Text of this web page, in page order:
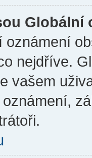
Globální
oznámení
nejdříve.
vašem